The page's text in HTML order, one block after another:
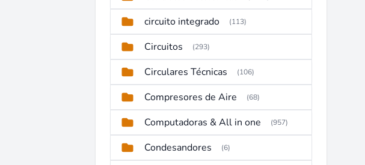
circuito integrado (113)
Circuitos (293)
Circulares Técnicas (106)
Compresores de Aire (68)
Computadoras & All in one (957)
Condesandores (6)